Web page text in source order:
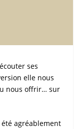
ses
elle nous
nous offrir… sur
agréablement